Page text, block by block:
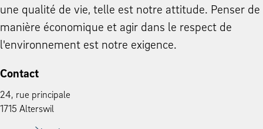
une qualité de vie, telle est notre attitude. Penser de
manière économique et agir dans le respect de
l'environnement est notre exigence.
Contact
24, rue principale
1715 Alterswil